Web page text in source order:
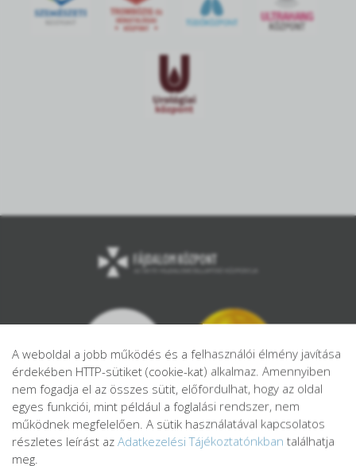
A weboldal a jobb működés és a felhasználói élmény javítása
érdekében HTTP-sütiket (cookie-kat) alkalmaz. Amennyiben
nem fogadja el az összes sütit, előfordulhat, hogy az oldal
egyes funkciói, mint például a foglalási rendszer, nem
működnek megfelelően. A sütik használatával kapcsolatos
részletes leírást az Adatkezelési Tájékoztatónkban találhatja
meg.